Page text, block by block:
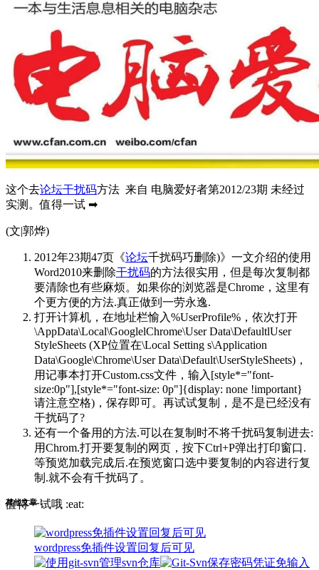
这个去论坛干扰码方法 来自 电脑爱好者第2012/23期 未经过
实测。值得一试 ➡
(文|郭烨)
2012年23期47页《论坛千扰码巧删除)》一文介绍的使用
Word2010来删除干扰码的方法很实用，但是每次复制都
要清除也有些麻烦。如果你的浏览器是Chrome，这里有
个更方便的方法.真正做到一劳永逸.
打开计算机，在地址栏愉入%UserProfile%，依次打开
\AppData\Local\GooglelChrome\User Data\DefaultlUser
StyleSheets (XP位置在\Local Setting s\Application
Data\Google\Chrome\User Data\Default\UserStyleSheets)，
用记事本打开Custom.css文件，输入[style*="font-
size:0p"],[style*="font-size: 0p"]{display: none !important}
请注意空格)，保存即可。再试试复制，是不是已经没有
干扰码了?
还有一个备用的方法.可以在复制时不将千扰码复制进去:
用Chrom.打开要复制的网页，按下Ctrl+P弹出打印窗口.
等预览加载完成后.在预览窗口选中要复制的内容进行复
制.就不会有千扰码了。
值得一试哦 :eat:
其他文章：
wordpress免插件设置回复后可见